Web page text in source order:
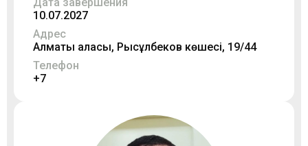
10.07.2027
Адрес
Алматы қаласы, Рысқұлбеков көшесі, 19/44
Телефон
+7